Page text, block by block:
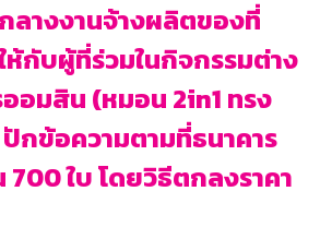
ลางงานจ้างผลิตของที่
ห้กับผู้ที่ร่วมในกิจกรรมต่าง
อมสิน (หมอน 2in1 ทรง
กข้อความตามที่ธนาคาร
700 ใบ โดยวิธีตกลงราคา